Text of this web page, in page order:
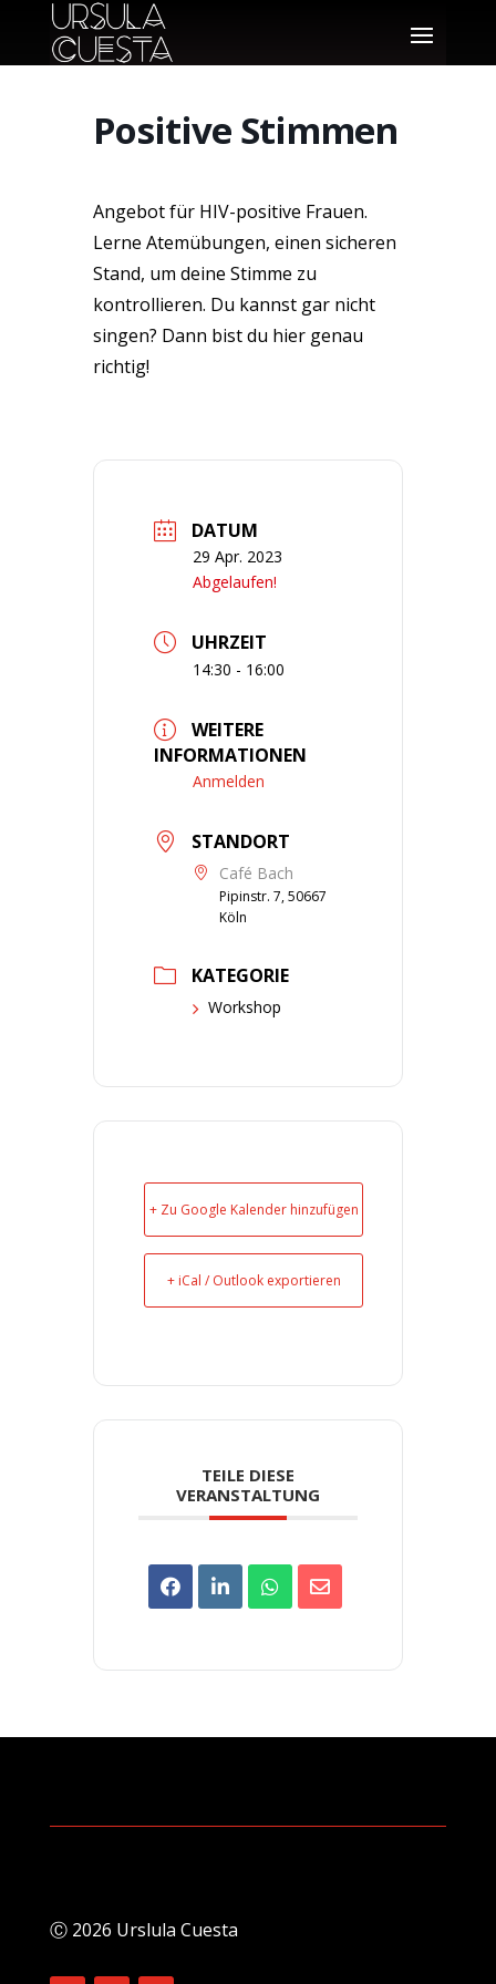
Positive Stimmen
Angebot für HIV-positive Frauen.
Lerne Atemübungen, einen sicheren
Stand, um deine Stimme zu
kontrollieren. Du kannst gar nicht
singen? Dann bist du hier genau
richtig!
DATUM
29 Apr. 2023
Abgelaufen!
UHRZEIT
14:30 - 16:00
WEITERE
INFORMATIONEN
Anmelden
STANDORT
Café Bach
Pipinstr. 7, 50667
Köln
KATEGORIE
Workshop
+ Zu Google Kalender hinzufügen
+ iCal / Outlook exportieren
TEILE DIESE
VERANSTALTUNG
Ⓒ 2026 Urslula Cuesta